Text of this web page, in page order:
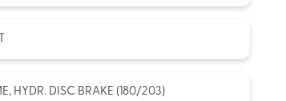
HYDR. DISC BRAKE (180/203)